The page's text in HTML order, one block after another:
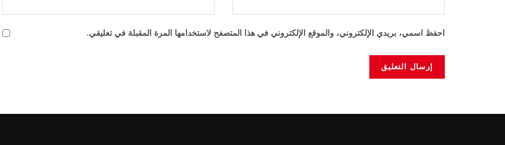
احفظ اسمي، بريدي الإلكتروني، والموقع الإلكتروني في هذا المتصفح لاستخدامها المرة المقبلة في تعليقي.